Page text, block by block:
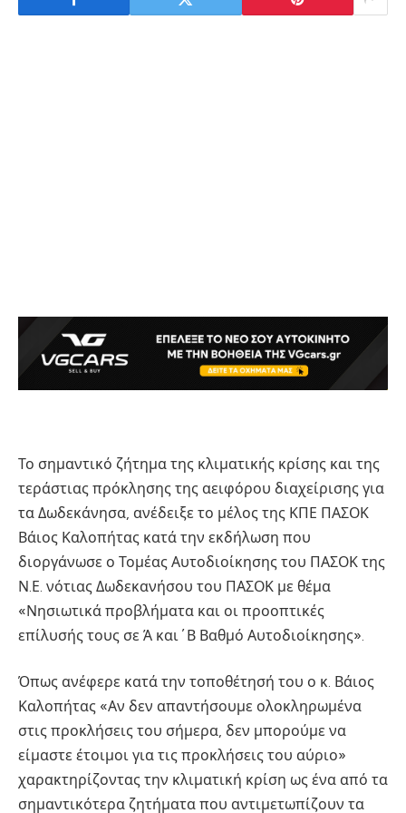
Το σημαντικό ζήτημα της κλιματικής κρίσης και της
τεράστιας πρόκλησης της αειφόρου διαχείρισης για
τα Δωδεκάνησα, ανέδειξε το μέλος της ΚΠΕ ΠΑΣΟΚ
Βάιος Καλοπήτας κατά την εκδήλωση που
διοργάνωσε ο Τομέας Αυτοδιοίκησης του ΠΑΣΟΚ της
Ν.Ε. νότιας Δωδεκανήσου του ΠΑΣΟΚ με θέμα
«Νησιωτικά προβλήματα και οι προοπτικές
επίλυσής τους σε Ά και΄Β Βαθμό Αυτοδιοίκησης».
Όπως ανέφερε κατά την τοποθέτησή του ο κ. Βάιος
Καλοπήτας «Αν δεν απαντήσουμε ολοκληρωμένα
στις προκλήσεις του σήμερα, δεν μπορούμε να
είμαστε έτοιμοι για τις προκλήσεις του αύριο»
χαρακτηρίζοντας την κλιματική κρίση ως ένα από τα
σημαντικότερα ζητήματα που αντιμετωπίζουν τα